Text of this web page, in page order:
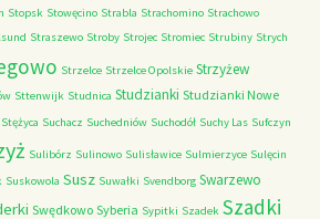
Stopsk Stowęcino Strabla Strachomino Strachowo
Straszewo Stroby Strojec Stromiec Strubiny Strych
Strzelce Strzelce Opolskie Strzyżew
Sttenwijk Studnica Studzianki Studzianki Nowe
Stężyca Suchacz Suchedniów Suchodół Suchy Las Sufczyn
Sulibórz Sulinowo Sulisławice Sulmierzyce Sulęcin
Suskowola Susz Suwałki Svendborg Swarzewo
Swędkowo Syberia Sypitki Szadek Szadki